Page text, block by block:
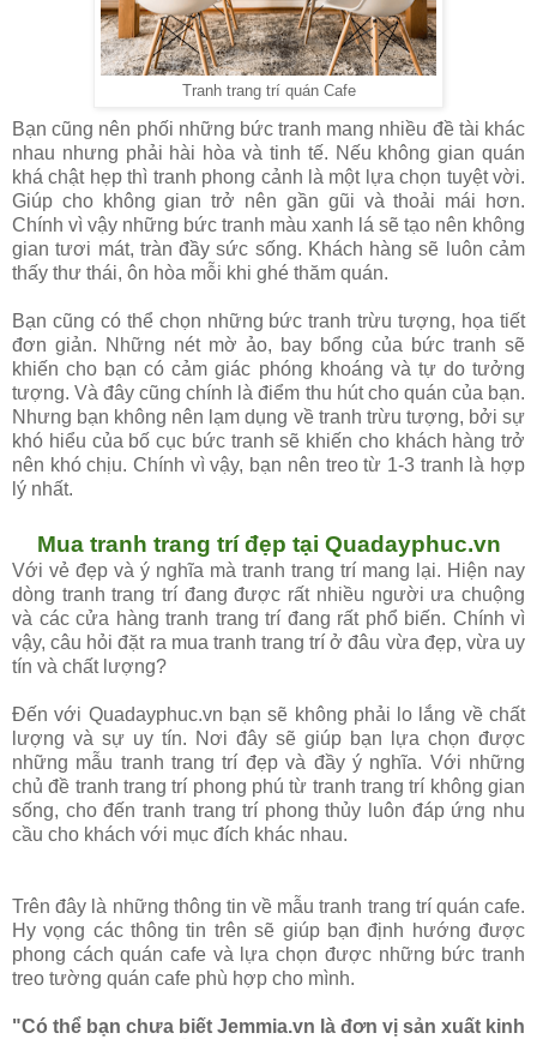
Tranh trang trí quán Cafe
Bạn cũng nên phối những bức tranh mang nhiều đề tài khác
nhau nhưng phải hài hòa và tinh tế. Nếu không gian quán
khá chật hẹp thì tranh phong cảnh là một lựa chọn tuyệt vời.
Giúp cho không gian trở nên gần gũi và thoải mái hơn.
Chính vì vậy những bức tranh màu xanh lá sẽ tạo nên không
gian tươi mát, tràn đầy sức sống. Khách hàng sẽ luôn cảm
thấy thư thái, ôn hòa mỗi khi ghé thăm quán.
Bạn cũng có thể chọn những bức tranh trừu tượng, họa tiết
đơn giản. Những nét mờ ảo, bay bổng của bức tranh sẽ
khiến cho bạn có cảm giác phóng khoáng và tự do tưởng
tượng. Và đây cũng chính là điểm thu hút cho quán của bạn.
Nhưng bạn không nên lạm dụng về tranh trừu tượng, bởi sự
khó hiểu của bố cục bức tranh sẽ khiến cho khách hàng trở
nên khó chịu. Chính vì vậy, bạn nên treo từ 1-3 tranh là hợp
lý nhất.
Mua tranh trang trí đẹp tại Quadayphuc.vn
Với vẻ đẹp và ý nghĩa mà tranh trang trí mang lại. Hiện nay
dòng tranh trang trí đang được rất nhiều người ưa chuộng
và các cửa hàng tranh trang trí đang rất phổ biến. Chính vì
vậy, câu hỏi đặt ra mua tranh trang trí ở đâu vừa đẹp, vừa uy
tín và chất lượng?
Đến với Quadayphuc.vn bạn sẽ không phải lo lắng về chất
lượng và sự uy tín. Nơi đây sẽ giúp bạn lựa chọn được
những mẫu tranh trang trí đẹp và đầy ý nghĩa. Với những
chủ đề tranh trang trí phong phú từ tranh trang trí không gian
sống, cho đến tranh trang trí phong thủy luôn đáp ứng nhu
cầu cho khách với mục đích khác nhau.
Trên đây là những thông tin về mẫu tranh trang trí quán cafe.
Hy vọng các thông tin trên sẽ giúp bạn định hướng được
phong cách quán cafe và lựa chọn được những bức tranh
treo tường quán cafe phù hợp cho mình.
"Có thể bạn chưa biết Jemmia.vn là đơn vị sản xuất kinh